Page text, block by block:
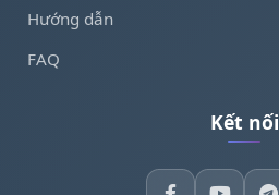
Hướng dẫn
FAQ
Kết nối